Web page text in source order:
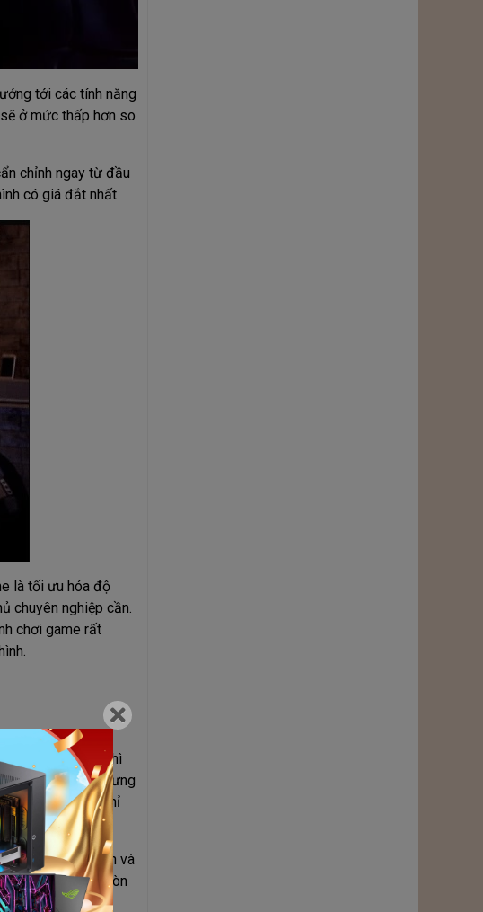
tới các tính năng
ở mức thấp hơn so
chỉnh ngay từ đầu
có giá đắt nhất
là tối ưu hóa độ
chuyên nghiệp cần.
chơi game rất
Nói đúng là thì
rộng và thích, nhưng
trung chúng ta chỉ
rất phổ biến và
giá thành còn